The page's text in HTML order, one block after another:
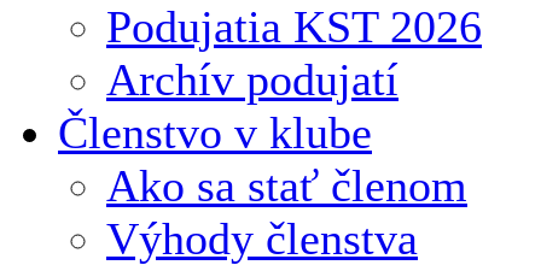
Podujatia KST 2026
Archív podujatí
Členstvo v klube
Ako sa stať členom
Výhody členstva